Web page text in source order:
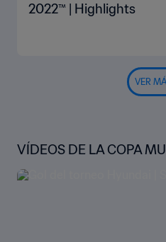
2022™ | Highlights
VER
VÍDEOS DE LA COPA